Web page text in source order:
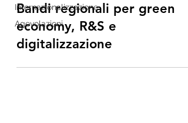
Internazionalizzazione
Agevolazioni
Bandi regionali per green
economy, R&S e
digitalizzazione